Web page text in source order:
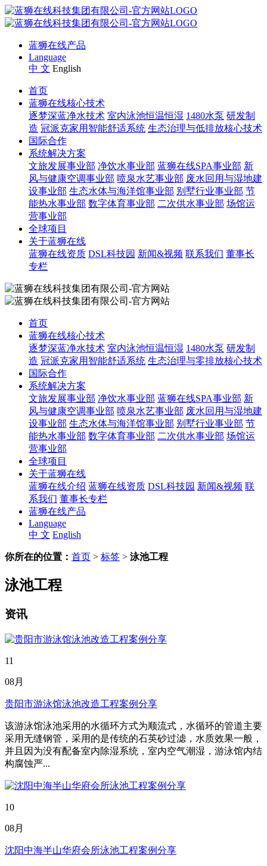
蓝狮在线产品
Language
中 文 English
首页
蓝狮在线核心技术
逐梦深蓝净水技术 室内泳池恒温恒湿 1480水泵 研发制
造 冠派克家用智能舒适系统 生态治理与低排放核心技术
国际合作
系统解决方案
文旅发展事业部 净饮水事业部 蓝狮在线SPA事业部 新
风与健康空调事业部 喷泉水艺事业部 废水回用与湿地建
设事业部 生态水体与海洋馆事业部 别墅行业事业部 节
能热水事业部 数字体育事业部 二次供水事业部 场馆运
营事业部
全球项目
关于蓝狮在线
蓝狮在线资质 DSL科技园 新闻&视频 联系我们 董事长
专栏
首页
蓝狮在线核心技术
逐梦深蓝净水技术 室内泳池恒温恒湿 1480水泵 研发制
造 冠派克家用智能舒适系统 生态治理与零排放核心技术
国际合作
系统解决方案
文旅发展事业部 净饮水事业部 蓝狮在线SPA事业部 新
风与健康空调事业部 喷泉水艺事业部 废水回用与湿地建
设事业部 生态水体与海洋馆事业部 别墅行业事业部 节
能热水事业部 数字体育事业部 二次供水事业部 场馆运
营事业部
全球项目
关于蓝狮在线
蓝狮在线介绍 蓝狮在线资质 DSL科技园 新闻&视频 联
系我们 董事长专栏
蓝狮在线产品
Language
中 文 English
你所在的位置： 首页 > 标签 > 泳池工程
泳池工程
资讯
11
08月
贵阳市游泳馆泳池改造工程案例分享
该游泳馆泳池采用的水循环方式为顺流式，水循环的管道主要
采用无缝钢管，采用的是传统的石英砂过滤，水质效果一般，
并且因为没有配备室内除湿系统，室内空气潮湿，游泳馆内结
构腐蚀严...
10
08月
沈阳中海半山华府会所泳池工程案例分享